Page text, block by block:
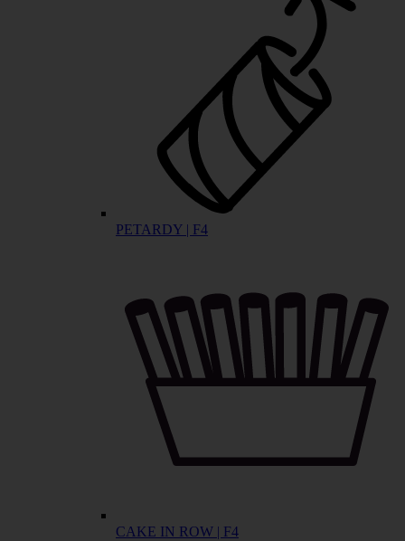
PETARDY | F4
CAKE IN ROW | F4